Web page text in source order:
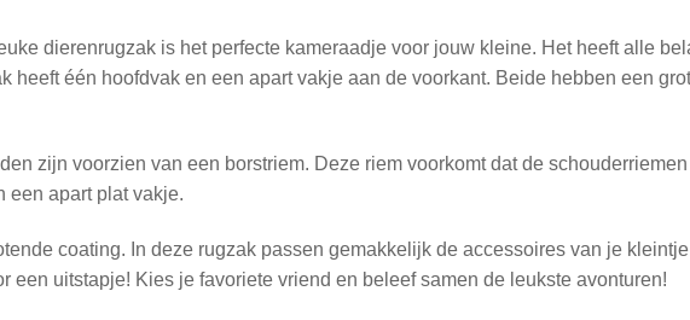
dierenrugzak is het perfecte kameraadje voor jouw kleine. Het heeft alle
heeft één hoofdvak en een apart vakje aan de voorkant. Beide hebben een
zijn voorzien van een borstriem. Deze riem voorkomt dat de
een apart plat vakje.
coating. In deze rugzak passen gemakkelijk de accessoires van je
een uitstapje! Kies je favoriete vriend en beleef samen de leukste avonturen!